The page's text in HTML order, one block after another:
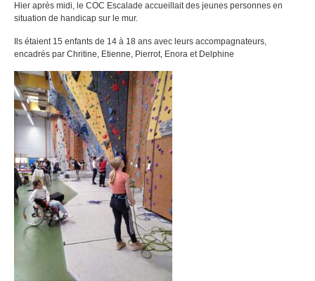
Hier après midi, le COC Escalade accueillait des jeunes personnes en
situation de handicap sur le mur.
Ils étaient 15 enfants de 14 à 18 ans avec leurs accompagnateurs,
encadrés par Chritine, Etienne, Pierrot, Enora et Delphine